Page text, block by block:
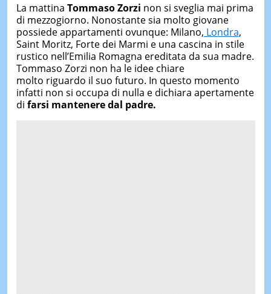
La mattina Tommaso Zorzi non si sveglia mai prima
di mezzogiorno. Nonostante sia molto giovane
possiede appartamenti ovunque: Milano, Londra,
Saint Moritz, Forte dei Marmi e una cascina in stile
rustico nell’Emilia Romagna ereditata da sua madre.
Tommaso Zorzi non ha le idee chiare
molto riguardo il suo futuro. In questo momento
infatti non si occupa di nulla e dichiara apertamente
di farsi mantenere dal padre.